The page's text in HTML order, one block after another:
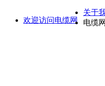
欢迎访问电缆网
关于
电缆